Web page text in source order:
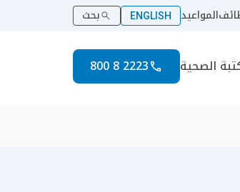
المواعيد ENGLISH بحث
الصحية 2223 8 800